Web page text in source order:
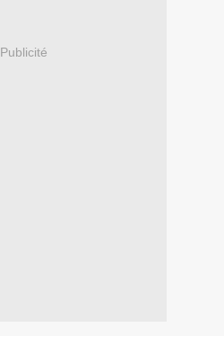
Publicité